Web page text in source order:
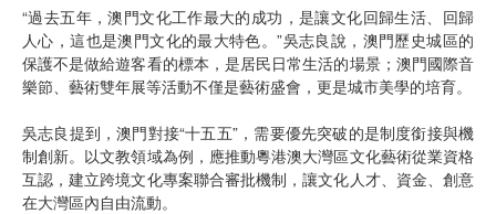
“過去五年，澳門文化工作最大的成功，是讓文化回歸生活、回歸
人心，這也是澳門文化的最大特色。”吳志良說，澳門歷史城區的
保護不是做給遊客看的標本，是居民日常生活的場景；澳門國際音
樂節、藝術雙年展等活動不僅是藝術盛會，更是城市美學的培育。
吳志良提到，澳門對接“十五五”，需要優先突破的是制度銜接與機
制創新。以文教領域為例，應推動粵港澳大灣區文化藝術從業資格
互認，建立跨境文化專案聯合審批機制，讓文化人才、資金、創意
在大灣區內自由流動。